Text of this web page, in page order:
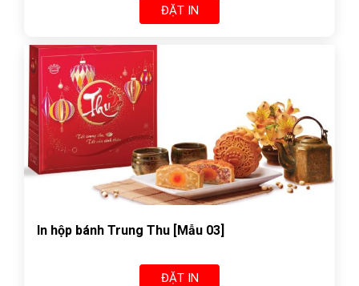
ĐẶT IN
In hộp bánh Trung Thu [Mẫu 03]
ĐẶT IN